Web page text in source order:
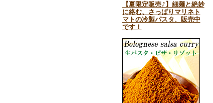
【夏限定販売♪】細麺と絶妙
に絡む、さっぱりマリネト
マトの冷製パスタ、販売中
です！